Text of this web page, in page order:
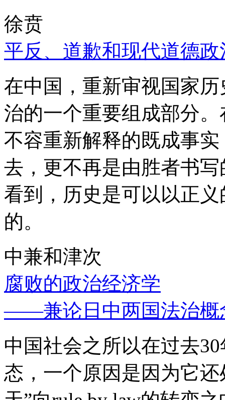
徐贲
平反、道歉和现代道德政
在中国，重新审视国家
治的一个重要组成部分
不容重新解释的既成事
去，更不再是由胜者书
看到，历史是可以以正
的。
中兼和津次
腐败的政治经济学
——兼论日中两国法治概
中国社会之所以在过去
态，一个原因是因为它